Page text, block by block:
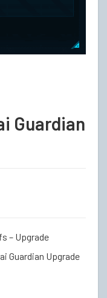
Guardian
– Upgrade
Guardian Upgrade